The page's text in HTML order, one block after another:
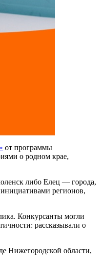
от программы
о родном крае,
либо Елец — города,
регионов,
Конкурсанты могли
рассказывали о
Нижегородской области,